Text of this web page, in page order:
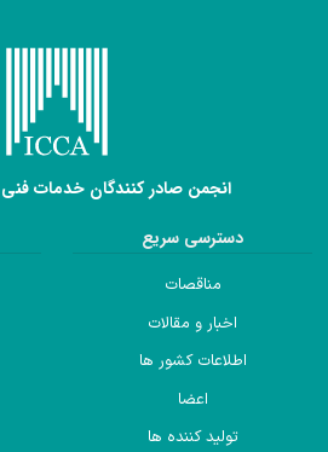
انجمن صادر کنندگان خدمات
دسترسی سریع
مناقصات
اخبار و مقالات
اطلاعات کشور ها
اعضا
تولید کننده ها